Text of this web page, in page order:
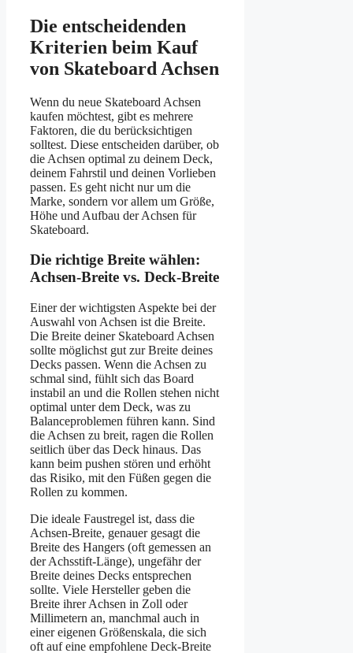
Die entscheidenden
Kriterien beim Kauf
von Skateboard Achsen
Wenn du neue Skateboard Achsen
kaufen möchtest, gibt es mehrere
Faktoren, die du berücksichtigen
solltest. Diese entscheiden darüber, ob
die Achsen optimal zu deinem Deck,
deinem Fahrstil und deinen Vorlieben
passen. Es geht nicht nur um die
Marke, sondern vor allem um Größe,
Höhe und Aufbau der Achsen für
Skateboard.
Die richtige Breite wählen:
Achsen-Breite vs. Deck-Breite
Einer der wichtigsten Aspekte bei der
Auswahl von Achsen ist die Breite.
Die Breite deiner Skateboard Achsen
sollte möglichst gut zur Breite deines
Decks passen. Wenn die Achsen zu
schmal sind, fühlt sich das Board
instabil an und die Rollen stehen nicht
optimal unter dem Deck, was zu
Balanceproblemen führen kann. Sind
die Achsen zu breit, ragen die Rollen
seitlich über das Deck hinaus. Das
kann beim pushen stören und erhöht
das Risiko, mit den Füßen gegen die
Rollen zu kommen.
Die ideale Faustregel ist, dass die
Achsen-Breite, genauer gesagt die
Breite des Hangers (oft gemessen an
der Achsstift-Länge), ungefähr der
Breite deines Decks entsprechen
sollte. Viele Hersteller geben die
Breite ihrer Achsen in Zoll oder
Millimetern an, manchmal auch in
einer eigenen Größenskala, die sich
oft auf eine empfohlene Deck-Breite